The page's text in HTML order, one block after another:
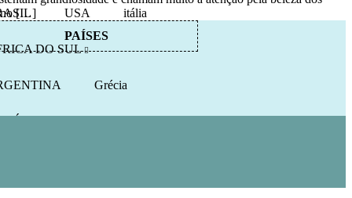
no […]
PAÍSES
USA itália
DO SUL
Grécia